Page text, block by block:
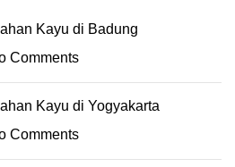
Kayu di Badung
Comments
Kayu di Yogyakarta
Comments